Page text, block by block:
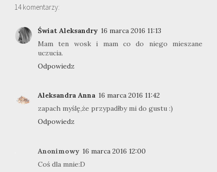
14 komentarzy:
Świat Aleksandry 16 marca 2016 11:13
Mam ten wosk i mam co do niego mieszane
uczucia.
Odpowiedz
Aleksandra Anna 16 marca 2016 11:42
zapach myślę,że przypadłby mi do gustu :)
Odpowiedz
Anonimowy 16 marca 2016 12:00
Coś dla mnie:D